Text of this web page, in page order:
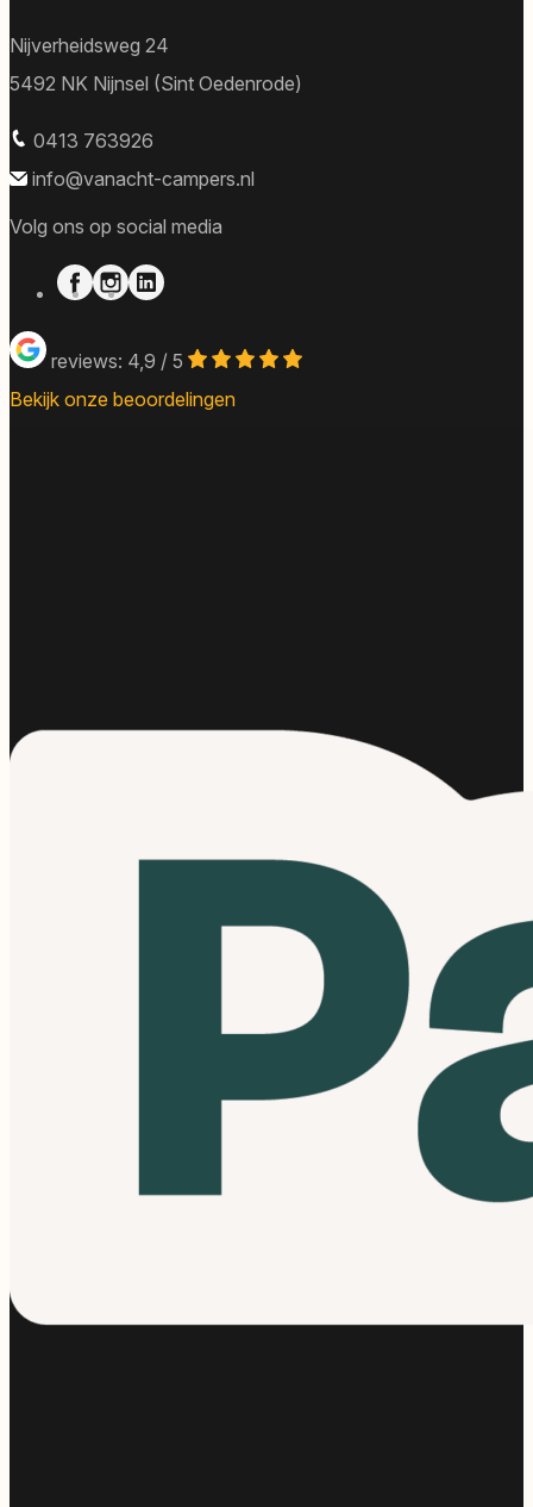
Nijverheidsweg 24
5492 NK Nijnsel (Sint Oedenrode)
0413 763926
info@vanacht-campers.nl
Volg ons op social media
reviews: 4,9 / 5
Bekijk onze beoordelingen